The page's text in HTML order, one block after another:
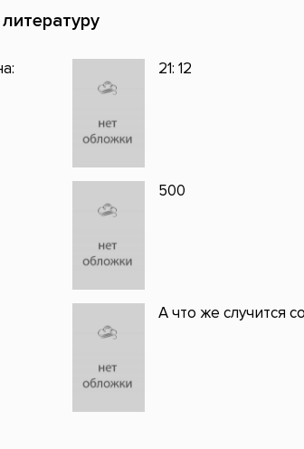
21: 12
500
А что же случится